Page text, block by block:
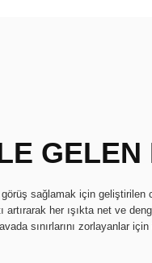
sağlamak için geliştirilen
her ışıkta net ve
sınırlarını zorlayanlar için